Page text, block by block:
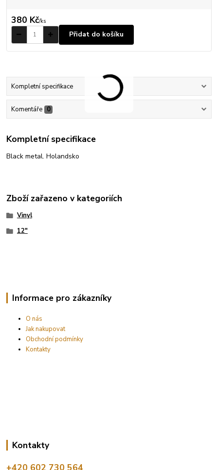
380 Kč/ks
Přidat do košíku
Kompletní specifikace
Komentáře 0
Kompletní specifikace
Black metal. Holandsko
Zboží zařazeno v kategoriích
Vinyl
12"
Informace pro zákazníky
O nás
Jak nakupovat
Obchodní podmínky
Kontakty
Kontakty
+420 602 730 564